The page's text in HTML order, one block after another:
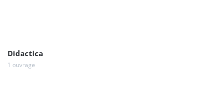
Didactica
1 ouvrage